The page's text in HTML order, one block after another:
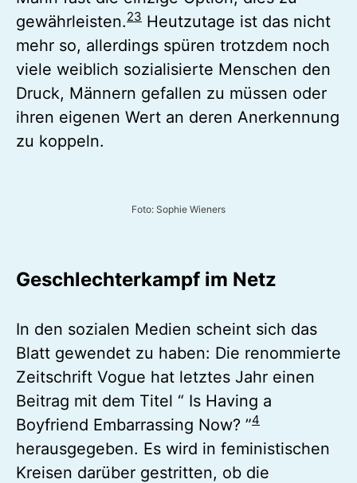
gewährleisten.23 Heutzutage ist das nicht
mehr so, allerdings spüren trotzdem noch
viele weiblich sozialisierte Menschen den
Druck, Männern gefallen zu müssen oder
ihren eigenen Wert an deren Anerkennung
zu koppeln.
Foto: Sophie Wieners
Geschlechterkampf im Netz
In den sozialen Medien scheint sich das
Blatt gewendet zu haben: Die renommierte
Zeitschrift Vogue hat letztes Jahr einen
Beitrag mit dem Titel “ Is Having a
Boyfriend Embarrassing Now? ”4
herausgegeben. Es wird in feministischen
Kreisen darüber gestritten, ob die